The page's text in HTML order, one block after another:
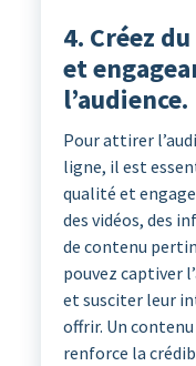
4. Créez
et
l’audience.
Pour attirer
ligne, il est
qualité et
des vidéos, des
de contenu
pouvez captiver
et susciter leur
offrir. Un
renforce la